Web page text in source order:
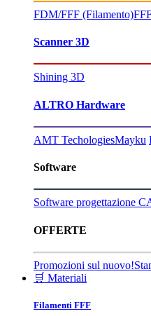
FDM/FFF (Filamento)
Scanner 3D
Shining 3D
ALTRO Hardware
AMT TechologiesMayku
Software
Software progettazione
OFFERTE
Promozioni sul nuovo!
🛒 Materiali
Filamenti FFF